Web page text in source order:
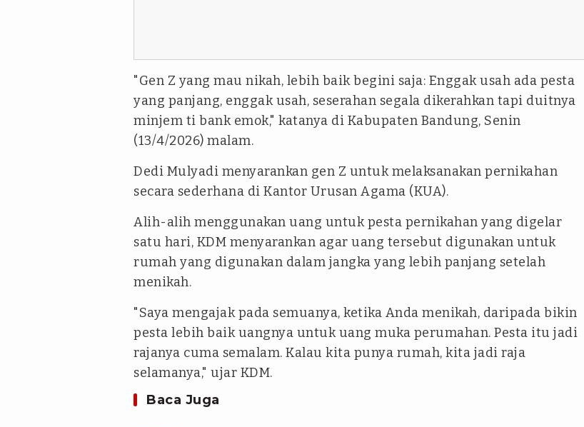
"Gen Z yang mau nikah, lebih baik begini saja: Enggakusah ada pesta
yang panjang, enggakusah, seserahan segala dikerahkan tapi duitnya
minjem ti bank emok," katanya di Kabupaten Bandung, Senin
(13/4/2026) malam.
Dedi Mulyadi menyarankan gen Z untuk melaksanakan pernikahan
secara sederhana di Kantor Urusan Agama (KUA).
Alih-alih menggunakan uang untuk pesta pernikahan yang digelar
satu hari, KDM menyarankan agar uang tersebut digunakan untuk
rumah yang digunakan dalam jangka yang lebih panjang setelah
menikah.
"Saya mengajak pada semuanya, ketika Anda menikah, daripada bikin
pesta lebih baik uangnya untuk uang muka perumahan. Pesta itu jadi
rajanya cuma semalam. Kalau kita punya rumah, kita jadi raja
selamanya," ujar KDM.
Baca Juga